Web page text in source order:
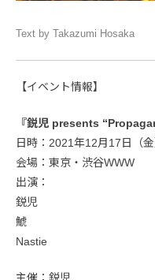
Text by Takazumi Hosaka
【イベント情報】
『鋭児 presents
日時：2021年12月17日（
会場：東京・渋谷WWW
出演：
鋭児
鯱
Nastie
主催：鋭児